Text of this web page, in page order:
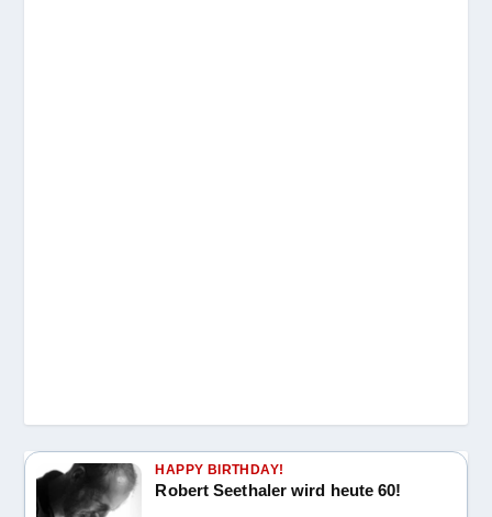
HAPPY BIRTHDAY!
Robert Seethaler wird heute 60!